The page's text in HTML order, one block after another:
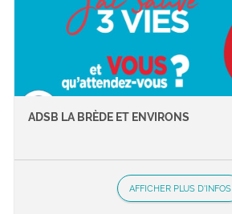
ADSB LA BRÈDE ET ENVIRONS
AFFICHER PLUS D'INFOS